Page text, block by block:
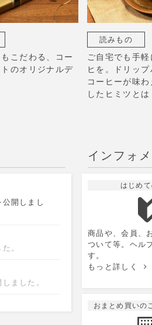
こだわる、コー
のオリジナルデ
読みもの
ご自宅でも手
ヒを。ドリッ
コーヒーが味
したヒミツとは
5
12
17
18
開しまし
。
ました。
インフォ
はじめ
商品や、会員、
ついて等。ヘル
す。
もっと詳しく
おまとめ買いの